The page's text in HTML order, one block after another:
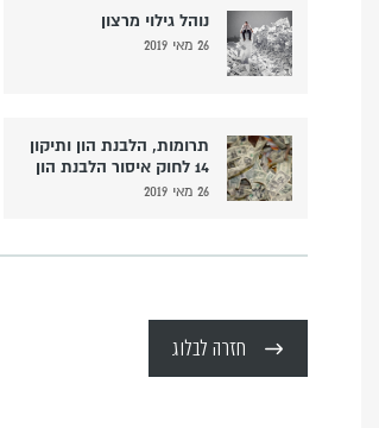
נוהל גילוי מרצון
26 מאי 2019
תרומות, הלבנת הון ותיקון
14 לחוק איסור הלבנת הון
26 מאי 2019
חזרה לבלוג